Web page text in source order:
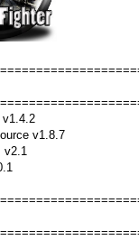
v1.4.2
v1.8.7
v2.1